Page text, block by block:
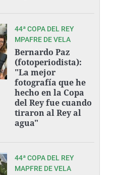
44ª COPA DEL REY
MPAFRE DE VELA
Bernardo Paz
(fotoperiodista):
"La mejor
fotografía que he
hecho en la Copa
del Rey fue cuando
tiraron al Rey al
agua"
44ª COPA DEL REY
MAPFRE DE VELA